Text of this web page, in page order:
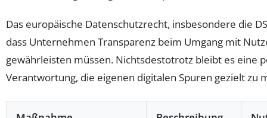
Das europäische Datenschutzrecht, insbesondere die
dass Unternehmen Transparenz beim Umgang mit
gewährleisten müssen. Nichtsdestotrotz bleibt es eine
Verantwortung, die eigenen digitalen Spuren gezielt zu